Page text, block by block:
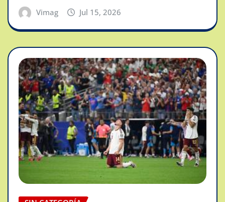
Vimag Jul 15, 2026